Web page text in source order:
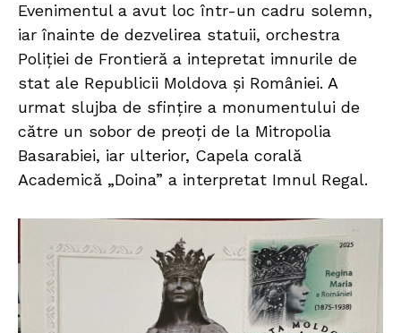
Evenimentul a avut loc într-un cadru solemn,
iar înainte de dezvelirea statuii, orchestra
Poliției de Frontieră a intepretat imnurile de
stat ale Republicii Moldova și României. A
urmat slujba de sfințire a monumentului de
către un sobor de preoți de la Mitropolia
Basarabiei, iar ulterior, Capela corală
Academică „Doina” a interpretat Imnul Regal.